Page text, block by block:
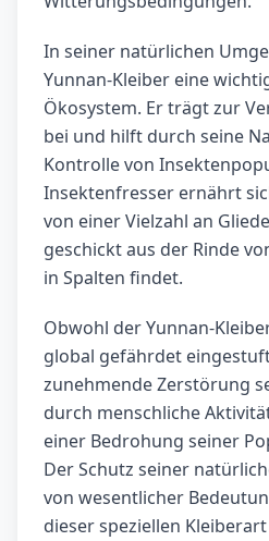
In seiner natürlichen
Yunnan-Kleiber eine
Ökosystem. Er trägt zur
bei und hilft durch seine
Kontrolle von
Insektenfresser ernährt
von einer Vielzahl an
geschickt aus der Rinde
in Spalten findet.
Obwohl der Yunnan-
global gefährdet
zunehmende Zerstörung
durch menschliche
einer Bedrohung seiner
Der Schutz seiner
von wesentlicher
dieser speziellen